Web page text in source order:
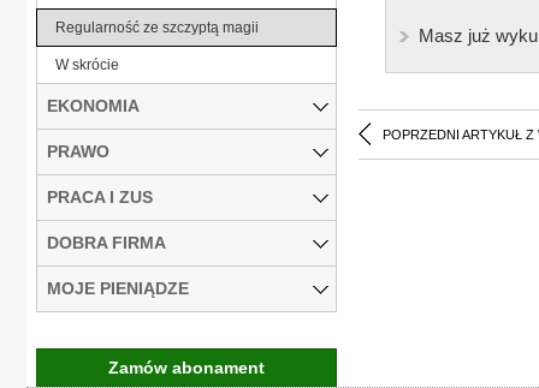
Masz już
POPRZEDNI ARTYKUŁ Z
Regularność ze szczyptą magii
W skrócie
EKONOMIA
PRAWO
PRACA I ZUS
DOBRA FIRMA
MOJE PIENIĄDZE
Zamów abonament